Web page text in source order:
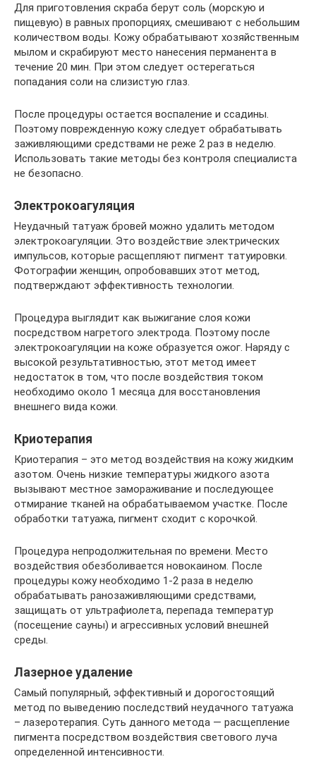
Для приготовления скраба берут соль (морскую и
пищевую) в равных пропорциях, смешивают с небольшим
количеством воды. Кожу обрабатывают хозяйственным
мылом и скрабируют место нанесения перманента в
течение 20 мин. При этом следует остерегаться
попадания соли на слизистую глаз.
После процедуры остается воспаление и ссадины.
Поэтому поврежденную кожу следует обрабатывать
заживляющими средствами не реже 2 раз в неделю.
Использовать такие методы без контроля специалиста
не безопасно.
Электрокоагуляция
Неудачный татуаж бровей можно удалить методом
электрокоагуляции. Это воздействие электрических
импульсов, которые расщепляют пигмент татуировки.
Фотографии женщин, опробовавших этот метод,
подтверждают эффективность технологии.
Процедура выглядит как выжигание слоя кожи
посредством нагретого электрода. Поэтому после
электрокоагуляции на коже образуется ожог. Наряду с
высокой результативностью, этот метод имеет
недостаток в том, что после воздействия током
необходимо около 1 месяца для восстановления
внешнего вида кожи.
Криотерапия
Криотерапия – это метод воздействия на кожу жидким
азотом. Очень низкие температуры жидкого азота
вызывают местное замораживание и последующее
отмирание тканей на обрабатываемом участке. После
обработки татуажа, пигмент сходит с корочкой.
Процедура непродолжительная по времени. Место
воздействия обезболивается новокаином. После
процедуры кожу необходимо 1-2 раза в неделю
обрабатывать ранозаживляющими средствами,
защищать от ультрафиолета, перепада температур
(посещение сауны) и агрессивных условий внешней
среды.
Лазерное удаление
Самый популярный, эффективный и дорогостоящий
метод по выведению последствий неудачного татуажа
– лазеротерапия. Суть данного метода — расщепление
пигмента посредством воздействия светового луча
определенной интенсивности.